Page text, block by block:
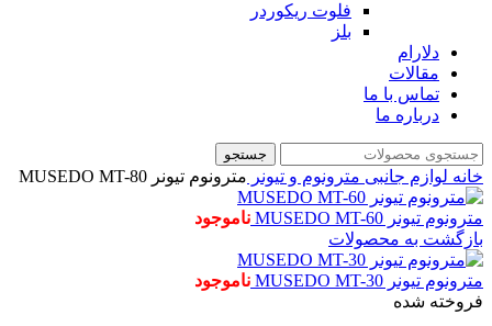
فلوت ریکوردر
بلز
دلارام
مقالات
تماس با ما
درباره ما
جستجو
خانه لوازم جانبی مترونوم و تیونر مترونوم تیونر MUSEDO MT-80
مترونوم تیونر MUSEDO MT-60
ناموجود
بازگشت به محصولات
مترونوم تیونر MUSEDO MT-30
ناموجود
فروخته شده